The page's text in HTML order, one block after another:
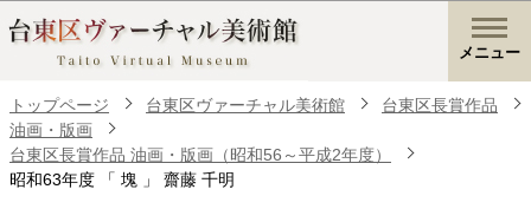
メニュー
トップページ 台東区ヴァーチャル美術館
台東区長賞作品
油画・版画
台東区長賞作品 油画・版画（昭和56～平成2年度）
昭和63年度 「 塊 」 齋藤 千明